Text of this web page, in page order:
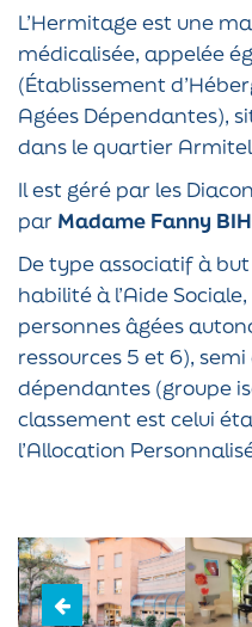
L’Hermitage est une
médicalisée, appelée
(Établissement
Agées Dépendantes),
dans le quartier
Il est géré par les
par Madame Fanny
De type associatif à
habilité à l’Aide
personnes âgées
ressources 5 et 6),
dépendantes (groupe
classement est celui
l’Allocation